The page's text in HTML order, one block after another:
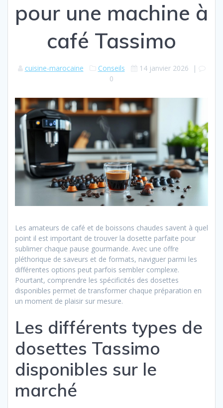
pour une machine à
café Tassimo
cuisine-marocaine Conseils 14 janvier 2026 |
0
Les amateurs de café et de boissons chaudes savent à quel
point il est important de trouver la dosette parfaite pour
sublimer chaque pause gourmande. Avec une offre
pléthorique de saveurs et de formats, naviguer parmi les
différentes options peut parfois sembler complexe.
Pourtant, comprendre les spécificités des dosettes
disponibles permet de transformer chaque préparation en
un moment de plaisir sur mesure.
Les différents types de
dosettes Tassimo
disponibles sur le
marché